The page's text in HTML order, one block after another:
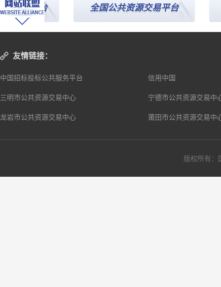
平台 全国公共资源交易平台
友情链接：
中国招标投标公共服务平台
信用中国
三明市公共资源交易中心
宁德市公共资源交易中
龙岩市公共资源交易中心
莆田市公共资源交易中
版权所有：